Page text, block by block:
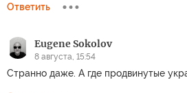
Ответить
Eugene Sokolov
8 августа, 15:54
Странно даже. А где продвинутые